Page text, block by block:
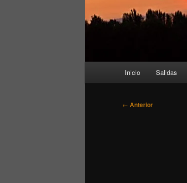
Inicio Salidas
Navegación
← Anterior